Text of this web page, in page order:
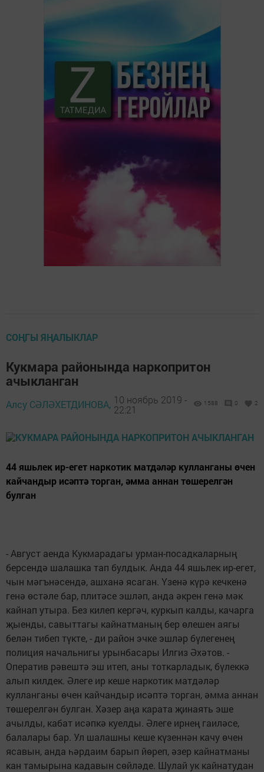
СОҢГЫ ЯҢАЛЫКЛАР
Кукмара районында наркопритон
ачыкланган
Алсу СӘЛӘХЕТДИНОВА, 10 ноябрь 2019 -
22:21
1588 0 2
44 яшьлек ир-егет наркотик матдәләр кулланганы өчен
кайчандыр исәптә торган, әмма аннан төшерелгән
булган
- Август аенда Кукмарадагы урман-посадкаларның
берсендә шалашка тап булдык. Анда 44 яшьлек ир-егет,
чын мәгънәсендә, ашханә ясаган. Үзенә күрә кечкенә
генә өстәле бар, плитәсе эшләп, анда әкрен генә мәк
кайнап утыра. Без килеп кергәч, куркып калды, качарга
җыенды, савыттагы кайнатманың бер өлешен аягы
белән тибеп түкте, - ди район эчке эшләр бүлегенең
полиция начальнигы урынбасары Илгиз Әхәтов. -
Оператив рәвештә эш итеп, аны тоткарладык, бүлеккә
алып килдек. Әлеге ир кеше наркотик матдәләр
кулланганы өчен кайчандыр исәптә торган, әмма аннан
төшерелгән булган. Хәзер аңа карата җинаять эше
ачылды, кабат исәпкә куелды. Әлеге ирнең гаиләсе,
балалары бар. Ул шалашны кеше күзеннән качу өчен
ясавын, анда һәрдаим барып йөреп, әзер кайнатманы
кан тамырына кадавын сөйләде. Шулай ук кайнатудан